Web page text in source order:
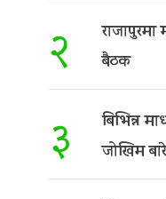
२ बैठक
३ बिभिन्न
जोखिम